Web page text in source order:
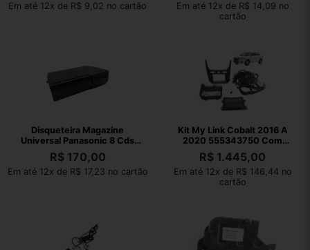
Em até 12x de R$ 9,02 no cartão
Em até 12x de R$ 14,09 no
cartão
Disqueteira Magazine
Universal Panasonic 8 Cds
Sem Teste
R$170,00
Em até 12x de R$ 17,23 no cartão
Kit My Link Cobalt 2016 A
2020 555343750 Com
Chicote
R$ 1.445,00
Em até 12x de R$ 146,44 no
cartão